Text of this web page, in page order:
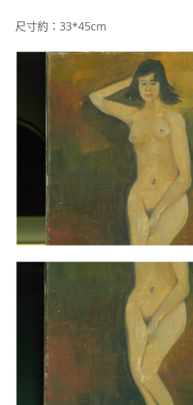
尺寸約：33*45cm